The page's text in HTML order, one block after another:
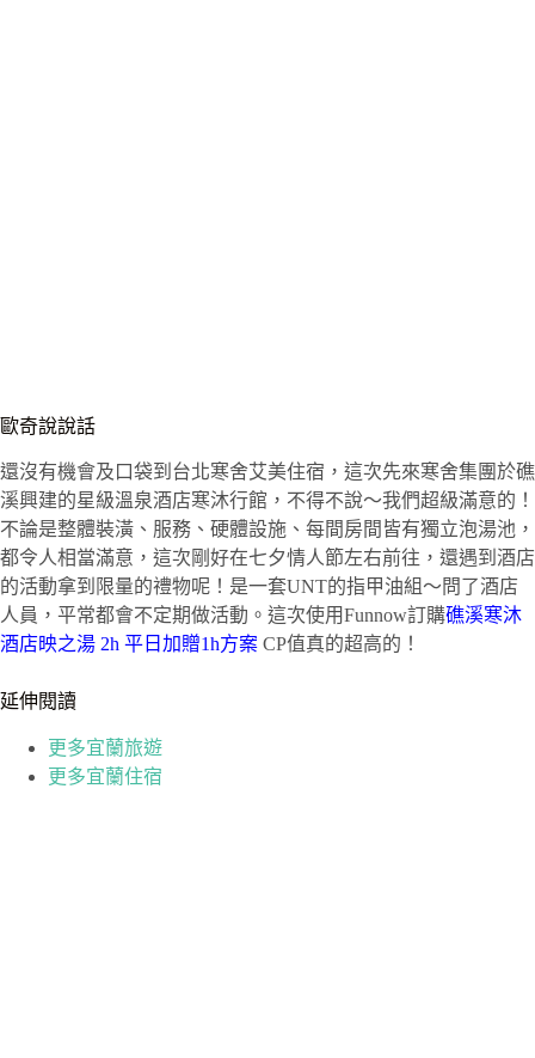
歐奇說說話
還沒有機會及口袋到台北寒舍艾美住宿，這次先來寒舍集團於礁
溪興建的星級溫泉酒店寒沐行館，不得不說～我們超級滿意的！
不論是整體裝潢、服務、硬體設施、每間房間皆有獨立泡湯池，
都令人相當滿意，這次剛好在七夕情人節左右前往，還遇到酒店
的活動拿到限量的禮物呢！是一套UNT的指甲油組～問了酒店
人員，平常都會不定期做活動。這次使用Funnow訂購礁溪寒沐
酒店映之湯 2h 平日加贈1h方案 CP值真的超高的！
延伸閱讀
更多宜蘭旅遊
更多宜蘭住宿